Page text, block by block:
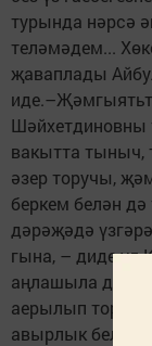
турында нәрсә
теләмәдем...
җаваплады
Шәйхетдиновны
вакытта тыныч,
әзер торучы,
беркем белән
дәрәҗәдә
гына, – диде
аңлашыла да.
аерылып тора
авырлык белән